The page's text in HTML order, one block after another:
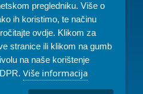
PET 07-15h
PET 07-15h, SUB 08-10h
pregledniku. Više o
ih koristimo, te načinu
ovdje. Klikom za
stranice ili klikom na gumb
na naše korištenje
Više informacija